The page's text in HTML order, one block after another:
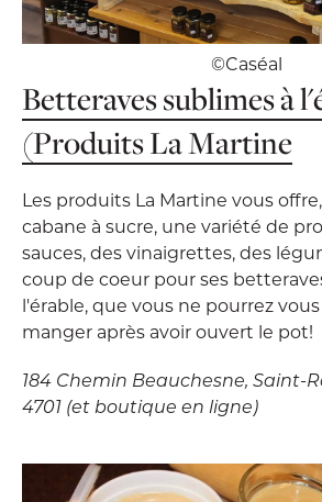
©Caséal
Betteraves sublimes à
(Produits La Martine
Les produits La Martine vous
cabane à sucre, une variété de
sauces, des vinaigrettes, des
coup de coeur pour ses
l'érable, que vous ne pourrez
manger après avoir ouvert le pot!
184 Chemin Beauchesne, Saint-
4701 (et boutique en ligne)